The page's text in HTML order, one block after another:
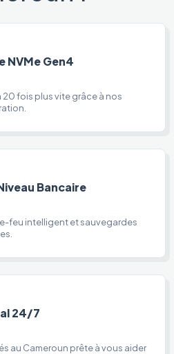
NVMe Gen4
fois plus vite grâce à nos
Bancaire
feu intelligent et sauvegardes
24/7
au Cameroun prête à vous aider